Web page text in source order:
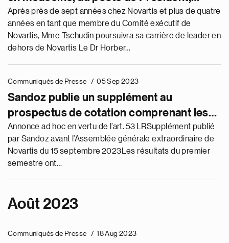
International, alors que Marie-France
Tschudin, President, Innovative Medicines
International et Chief Commercial Officer,
Après près de sept années chez Novartis et plus de quatre
années en tant que membre du Comité exécutif de
Novartis, Mme Tschudin poursuivra sa carrière de leader en
dehors de Novartis Le Dr Horber…
Communiqués de Presse 05 Sep 2023
Sandoz publie un supplément au
prospectus de cotation comprenant les
états financiers de Sandoz au premier
semestre 2023
Annonce ad hoc en vertu de l’art. 53 LRSupplément publié
par Sandoz avant l’Assemblée générale extraordinaire de
Novartis du 15 septembre 2023Les résultats du premier
semestre ont…
Août 2023
Communiqués de Presse 18 Aug 2023